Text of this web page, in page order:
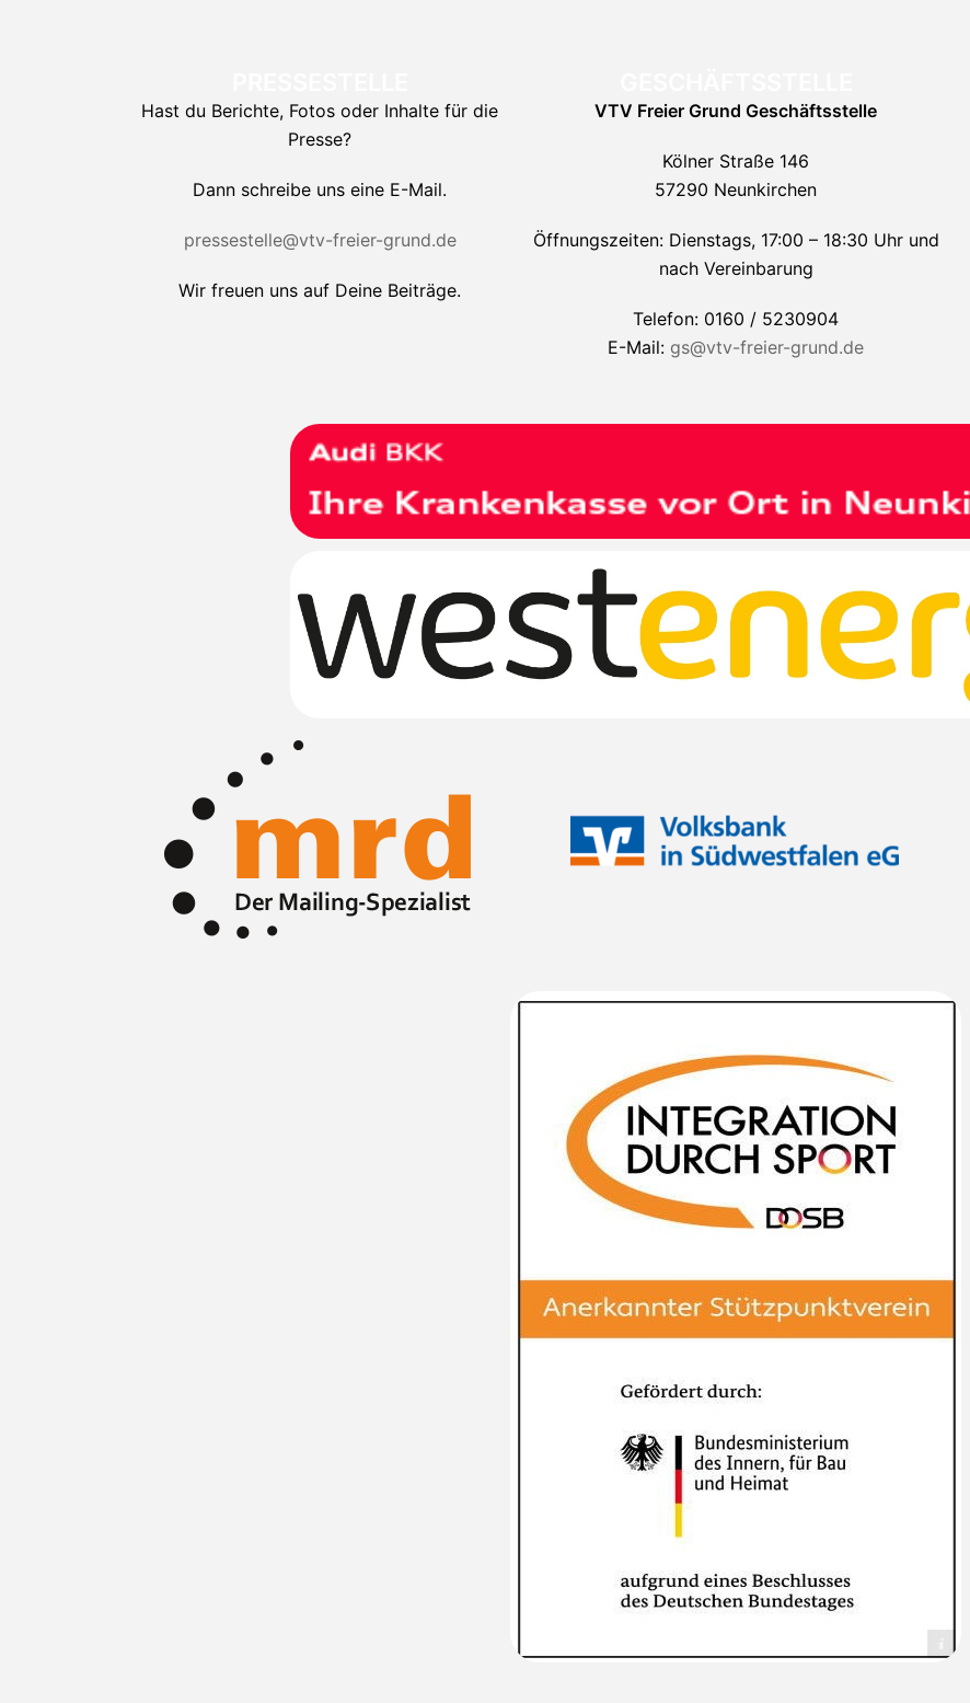
Hast du Berichte, Fotos oder Inhalte für die
Presse?
Dann schreibe uns eine E-Mail.
pressestelle@vtv-freier-grund.de
Wir freuen uns auf Deine Beiträge.
VTV Freier Grund Geschäftsstelle
Kölner Straße 146
57290 Neunkirchen
Öffnungszeiten: Dienstags, 17:00 – 18:30 Uhr und
nach Vereinbarung
Telefon: 0160 / 5230904
E-Mail: gs@vtv-freier-grund.de